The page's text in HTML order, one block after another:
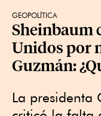
GEOPOLÍTICA
Sheinbaum
Unidos por
Guzmán:
La presidenta